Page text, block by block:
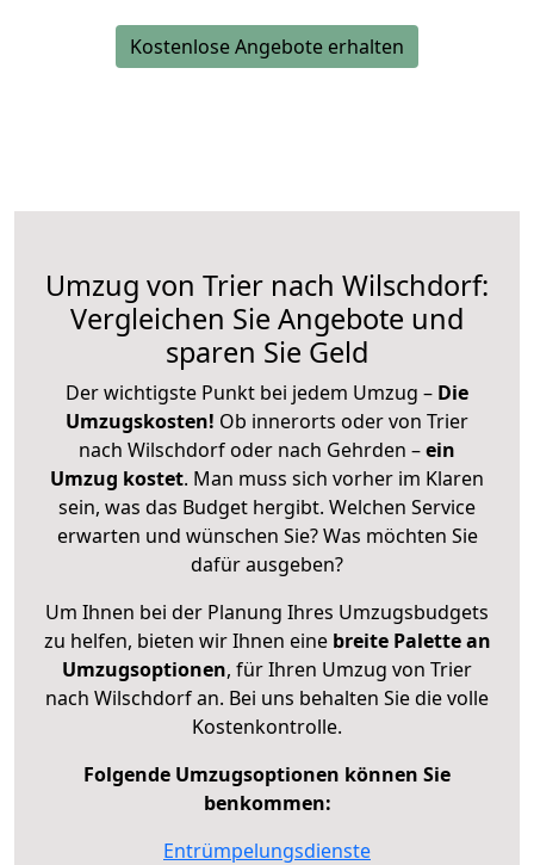
Kostenlose Angebote erhalten
Umzug von Trier nach Wilschdorf:
Vergleichen Sie Angebote und
sparen Sie Geld
Der wichtigste Punkt bei jedem Umzug – Die
Umzugskosten! Ob innerorts oder von Trier
nach Wilschdorf oder nach Gehrden –ein
Umzug kostet. Man muss sich vorher im Klaren
sein, was das Budget hergibt. Welchen Service
erwarten und wünschen Sie? Was möchten Sie
dafür ausgeben?
Um Ihnen bei der Planung Ihres Umzugsbudgets
zu helfen, bieten wir Ihnen eine breite Palette an
Umzugsoptionen, für Ihren Umzug von Trier
nach Wilschdorf an. Bei uns behalten Sie die volle
Kostenkontrolle.
Folgende Umzugsoptionen können Sie
benkommen:
Entrümpelungsdienste